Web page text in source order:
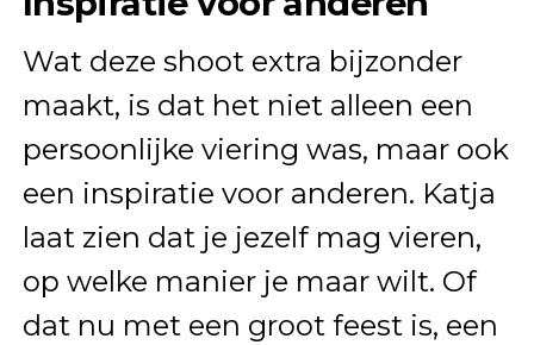
Wat deze shoot extra bijzonder
maakt, is dat het niet alleen een
persoonlijke viering was, maar ook
een inspiratie voor anderen. Katja
laat zien dat je jezelf mag vieren,
op welke manier je maar wilt. Of
dat nu met een groot feest is, een